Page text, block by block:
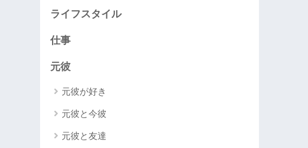
ライフスタイル
仕事
元彼
元彼が好き
元彼と今彼
元彼と友達